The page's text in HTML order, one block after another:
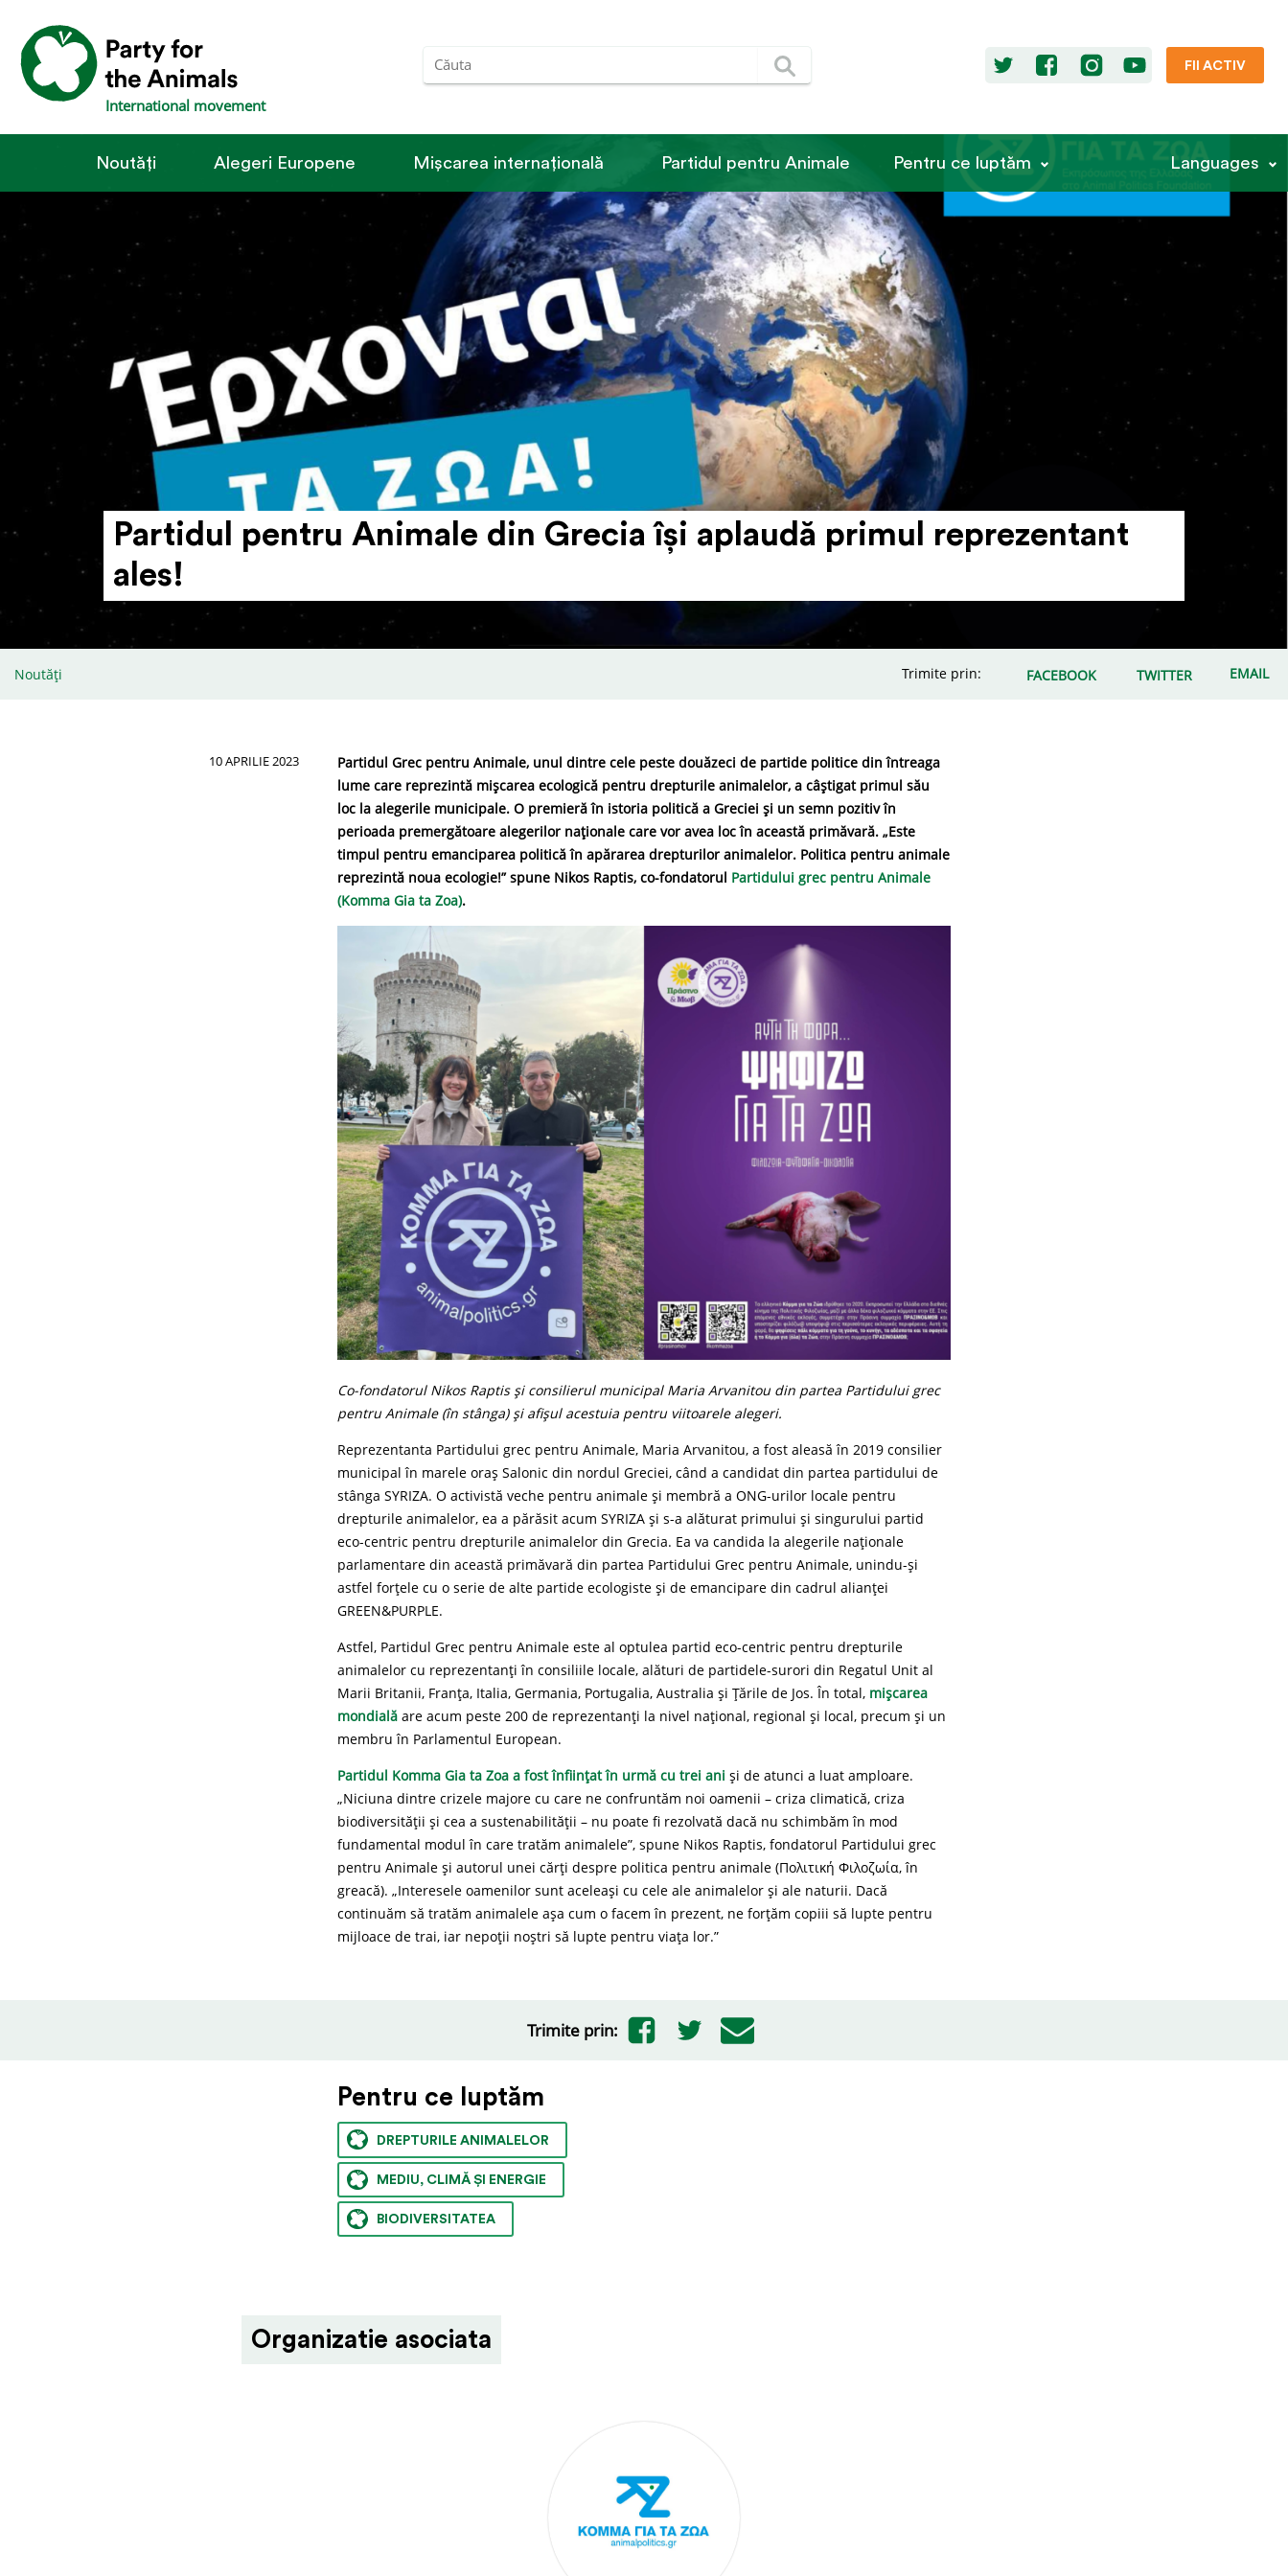
International movement
FII ACTIV
Noutăți Alegeri Europene Mișcarea internațională Partidul pentru Animale Pentru ce luptăm Languages
Partidul pentru Animale din Grecia își aplaudă primul repre­zentant
ales!
Noutăți Trimite prin: FACEBOOK TWITTER EMAIL
10 APRILIE 2023
Partidul Grec pentru Animale, unul dintre cele peste douăzeci de partide politice din întreaga
lume care reprezintă mișcarea ecologică pentru drepturile animalelor, a câștigat primul său
loc la alegerile municipale. O premieră în istoria politică a Greciei și un semn pozitiv în
perioada premergătoare alegerilor naționale care vor avea loc în această primăvară. „Este
timpul pentru emanciparea politică în apărarea drepturilor animalelor. Politica pentru animale
reprezintă noua ecologie!” spune Nikos Raptis, co-fondatorul Partidului grec pentru Animale
(Komma Gia ta Zoa).
Co-fondatorul Nikos Raptis și consilierul municipal Maria Arvanitou din partea Partidului grec
pentru Animale (în stânga) și afișul acestuia pentru viitoarele alegeri.
Reprezentanta Partidului grec pentru Animale, Maria Arvanitou, a fost aleasă în 2019 consilier
municipal în marele oraș Salonic din nordul Greciei, când a candidat din partea partidului de
stânga SYRIZA. O activistă veche pentru animale și membră a ONG-urilor locale pentru
drepturile animalelor, ea a părăsit acum SYRIZA și s-a alăturat primului și singurului partid
eco-centric pentru drepturile animalelor din Grecia. Ea va candida la alegerile naționale
parlamentare din această primăvară din partea Partidului Grec pentru Animale, unindu-și
astfel forțele cu o serie de alte partide ecologiste și de emancipare din cadrul alianței
GREEN&PURPLE.
Astfel, Partidul Grec pentru Animale este al optulea partid eco-centric pentru drepturile
animalelor cu reprezentanți în consiliile locale, alături de partidele-surori din Regatul Unit al
Marii Britanii, Franța, Italia, Germania, Portugalia, Australia și Țările de Jos. În total, mișcarea
mondială are acum peste 200 de reprezentanți la nivel național, regional și local, precum și un
membru în Parlamentul European.
Partidul Komma Gia ta Zoa a fost înființat în urmă cu trei ani și de atunci a luat amploare.
„Niciuna dintre crizele majore cu care ne confruntăm noi oamenii – criza climatică, criza
biodiversității și cea a sustenabilității – nu poate fi rezolvată dacă nu schimbăm în mod
fundamental modul în care tratăm animalele”, spune Nikos Raptis, fondatorul Partidului grec
pentru Animale și autorul unei cărți despre politica pentru animale (Πολιτική Φιλοζωία, în
greacă). „Interesele oamenilor sunt aceleași cu cele ale animalelor și ale naturii. Dacă
continuăm să tratăm animalele așa cum o facem în prezent, ne forțăm copiii să lupte pentru
mijloace de trai, iar nepoții noștri să lupte pentru viața lor.”
Trimite prin:
Pentru ce luptăm
DREPTURILE ANIMALELOR
MEDIU, CLIMĂ ȘI ENERGIE
BIODIVERSITATEA
Organizatie asociata